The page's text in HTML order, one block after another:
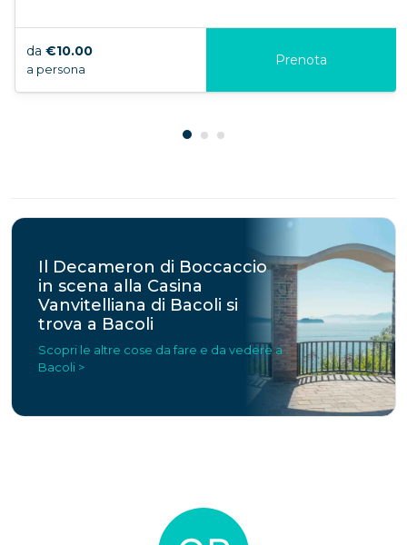
da €10.00
a persona
Prenota
Il Decameron di Boccaccio
in scena alla Casina
Vanvitelliana di Bacoli si
trova a Bacoli
Scopri le altre cose da fare e da vedere a
Bacoli >